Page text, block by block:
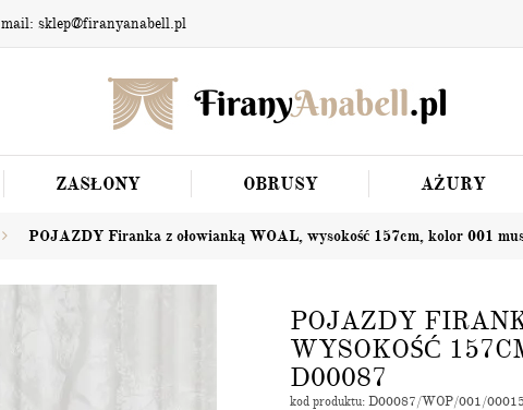
mail: sklep@firanyanabell.pl
ZASŁONY OBRUSY AŻURY
POJAZDY Firanka z ołowianką WOAL, wysokość 157cm, kolor 001
POJAZDY
WYSOKOŚĆ
D00087
kod produktu: D00087/WOP/001/